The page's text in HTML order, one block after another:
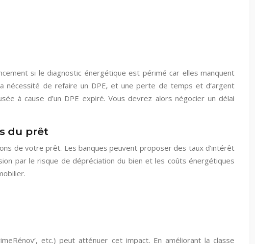
si le diagnostic énergétique est périmé car elles manquent
nécessité de refaire un DPE, et une perte de temps et d’argent
à cause d’un DPE expiré. Vous devrez alors négocier un délai
du prêt
de votre prêt. Les banques peuvent proposer des taux d’intérêt
par le risque de dépréciation du bien et les coûts énergétiques
etc.) peut atténuer cet impact. En améliorant la classe